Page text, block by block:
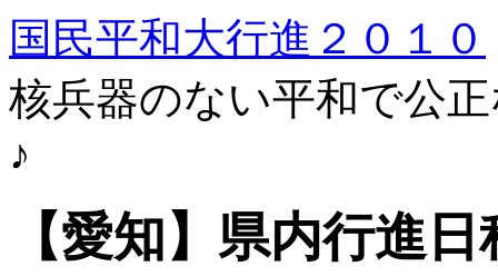
国民平和大行進２０１０
核兵器のない平和で公
♪
【愛知】県内行進